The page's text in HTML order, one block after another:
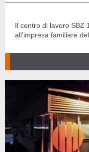
Il centro di lavoro SBZ
all'impresa familiare del